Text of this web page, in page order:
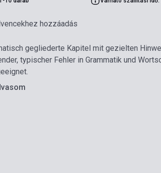
hozzáadás
gegliederte Kapitel mit gezielten
typischer Fehler in Grammatik und